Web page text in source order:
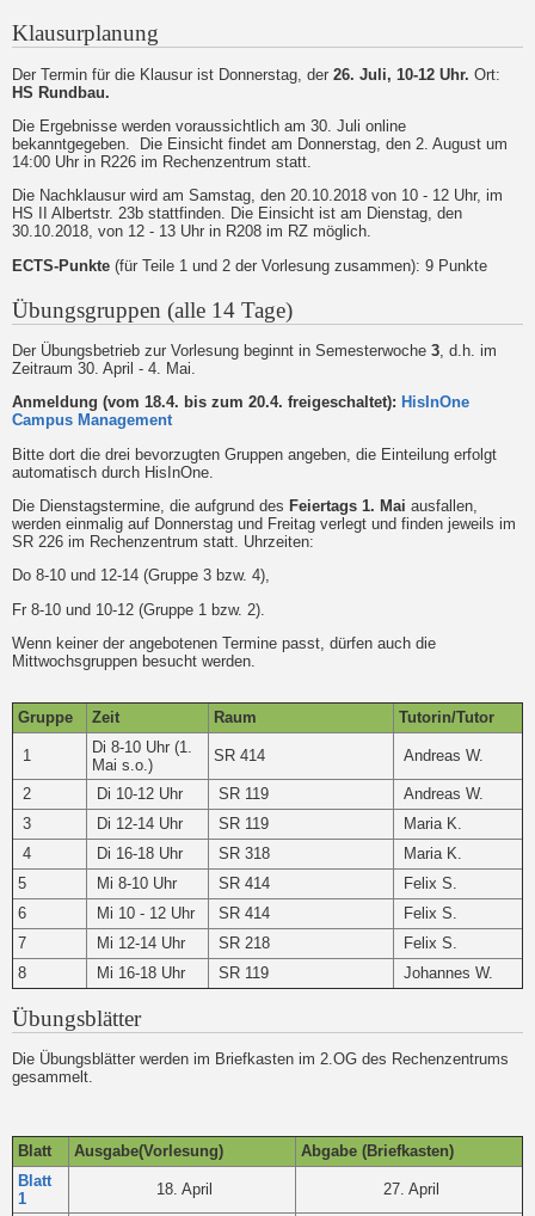
Klausurplanung
Der Termin für die Klausur ist Donnerstag, der 26. Juli, 10-12 Uhr. Ort:
HS Rundbau.
Die Ergebnisse werden voraussichtlich am 30. Juli online
bekanntgegeben. Die Einsicht findet am Donnerstag, den 2. August um
14:00 Uhr in R226 im Rechenzentrum statt.
Die Nachklausur wird am Samstag, den 20.10.2018 von 10 - 12 Uhr, im
HS II Albertstr. 23b stattfinden. Die Einsicht ist am Dienstag, den
30.10.2018, von 12 - 13 Uhr in R208 im RZ möglich.
ECTS-Punkte (für Teile 1 und 2 der Vorlesung zusammen): 9 Punkte
Übungsgruppen (alle 14 Tage)
Der Übungsbetrieb zur Vorlesung beginnt in Semesterwoche 3 , d.h. im
Zeitraum 30. April - 4. Mai.
Anmeldung (vom 18.4. bis zum 20.4. freigeschaltet): HisInOne
Campus Management
Bitte dort die drei bevorzugten Gruppen angeben, die Einteilung erfolgt
automatisch durch HisInOne.
Die Dienstagstermine, die aufgrund des Feiertags 1. Mai ausfallen,
werden einmalig auf Donnerstag und Freitag verlegt und finden jeweils im
SR 226 im Rechenzentrum statt. Uhrzeiten:
Do 8-10 und 12-14 (Gruppe 3 bzw. 4),
Fr 8-10 und 10-12 (Gruppe 1 bzw. 2).
Wenn keiner der angebotenen Termine passt, dürfen auch die
Mittwochsgruppen besucht werden.
Gruppe Zeit Raum Tutorin/Tutor
1
Di 8-10 Uhr (1.
Mai s.o.)
SR 414 Andreas W.
2 Di 10-12 Uhr SR 119
Andreas W.
3
Di 12-14 Uhr SR 119
Maria K.
4
Di 16-18 Uhr SR 318
Maria K.
5
Mi 8-10 Uhr SR 414
Felix S.
6
Mi 10 - 12 Uhr SR 414
Felix S.
7
Mi 12-14 Uhr SR 218
Felix S.
8
Mi 16-18 Uhr SR 119 Johannes W.
Übungsblätter
Die Übungsblätter werden im Briefkasten im 2.OG des Rechenzentrums
gesammelt.
Blatt Ausgabe(Vorlesung)
Abgabe (Briefkasten)
Blatt
1
18. April 27. April